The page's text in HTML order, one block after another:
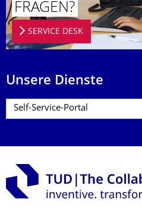
FRAGEN?
SERVICE DESK
Unsere Dienste